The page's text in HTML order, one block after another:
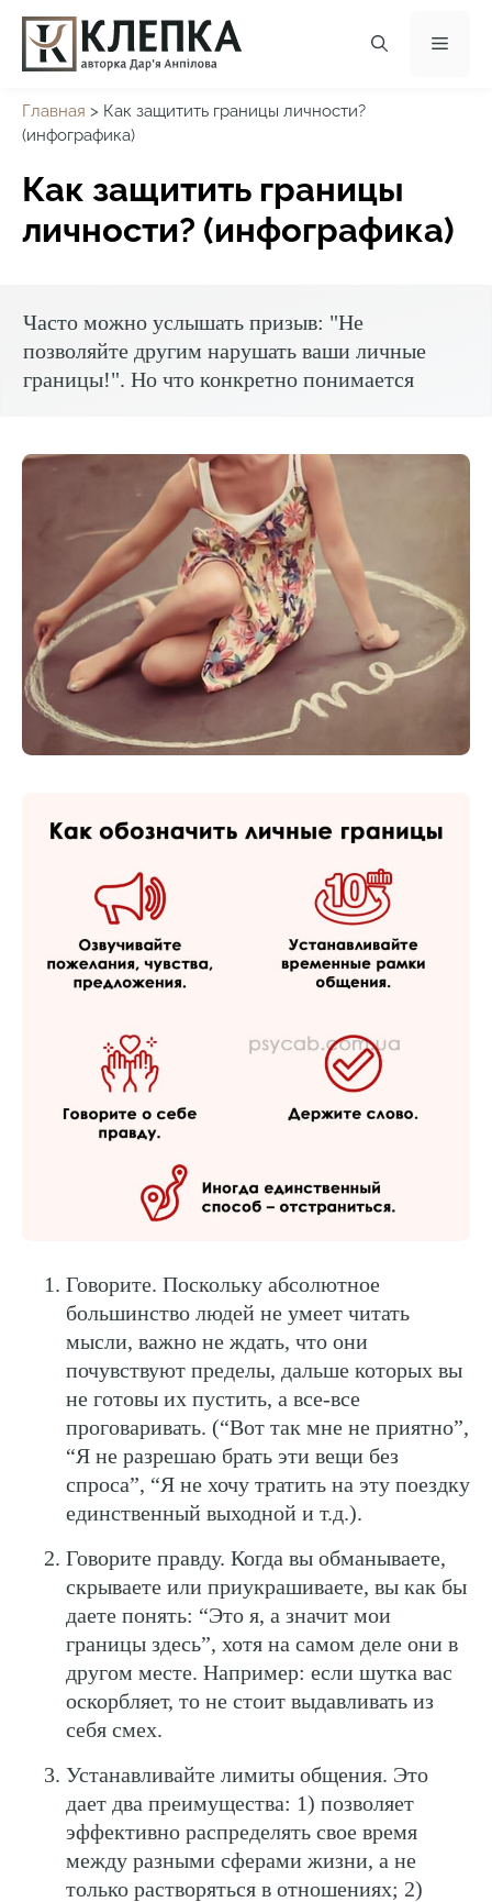
Перейти
содержимому
Главная > Как защитить границы личности?
(инфографика)
Как защитить границы
личности? (инфографика)
Часто можно услышать призыв: "Не
позволяйте другим нарушать ваши личные
границы!". Но что конкретно понимается
Говорите. Поскольку абсолютное
большинство людей не умеет читать
мысли, важно не ждать, что они
почувствуют пределы, дальше которых вы
не готовы их пустить, а все-все
проговаривать. (“Вот так мне не приятно”,
“Я не разрешаю брать эти вещи без
спроса”, “Я не хочу тратить на эту поездку
единственный выходной и т.д.).
Говорите правду. Когда вы обманываете,
скрываете или приукрашиваете, вы как бы
даете понять: “Это я, а значит мои
границы здесь”, хотя на самом деле они в
другом месте. Например: если шутка вас
оскорбляет, то не стоит выдавливать из
себя смех.
Устанавливайте лимиты общения. Это
дает два преимущества: 1) позволяет
эффективно распределять свое время
между разными сферами жизни, а не
только растворяться в отношениях; 2)